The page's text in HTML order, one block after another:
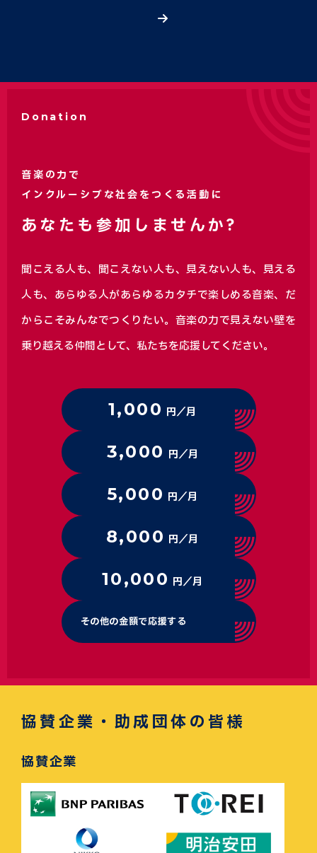
Donation
音楽の力で
インクルーシブな社会をつくる活動に
あなたも参加しませんか?
聞こえる人も、聞こえない人も、見えない人も、見える
人も、あらゆる人があらゆるカタチで楽しめる音楽、 だ
からこそみんなでつくりたい。音楽の力で見えない壁を
乗り越える仲間として、私たちを応援してください。
1,000 円／月
3,000 円／月
5,000 円／月
8,000 円／月
10,000 円／月
その他の金額で応援する
協賛企業・助成団体の皆様
協賛企業